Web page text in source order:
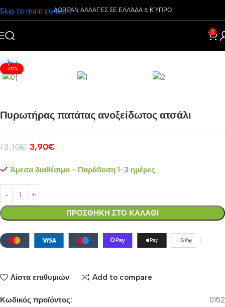
Skip to main contentΔΩΡΕΆΝ ΑΛΛΑΓΈΣ ΣΕ ΕΛΛΆΔΑ & ΚΎΠΡΟ
0
-70%
Πυρωτήρας πατάτας ανοξείδωτος ατσάλι
13,10€ 3,90€
Άμεσα διαθέσιμο - Παράδοση 1-3 ημέρες
ΠΡΟΣΘΗΚΗ ΣΤΟ ΚΑΛΑΘΙ
Λίστα επιθυμιών Add to compare
Κωδικός προϊόντος:
0152